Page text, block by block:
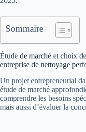
Sommaire
Étude de marché et choix
entreprise de nettoyage
Un projet entrepreneurial
étude de marché
comprendre les besoins
mais aussi d’évaluer la